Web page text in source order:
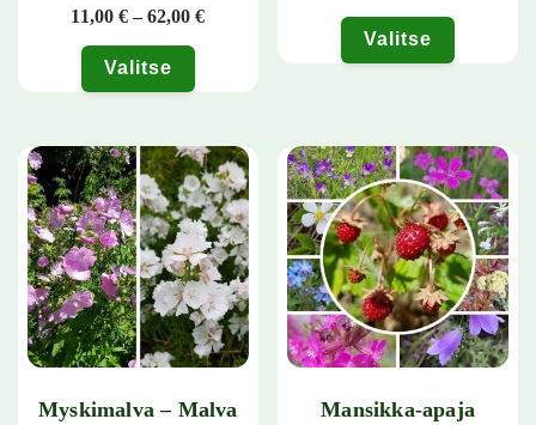
11,00€ – 62,00€Hintaluokka: 11,00 € - 62,00 €
Valitse
Valitse
Myskimalva – Malva
Mansikka-apaja